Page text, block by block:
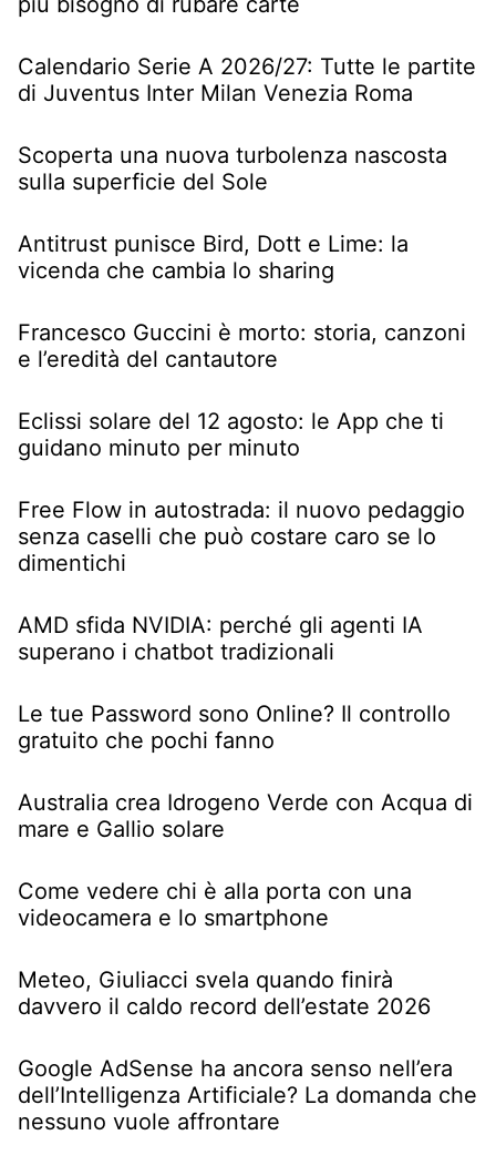
Calendario Serie A 2026/27: Tutte le partite
di Juventus Inter Milan Venezia Roma
Scoperta una nuova turbolenza nascosta
sulla superficie del Sole
Antitrust punisce Bird, Dott e Lime: la
vicenda che cambia lo sharing
Francesco Guccini è morto: storia, canzoni
e l’eredità del cantautore
Eclissi solare del 12 agosto: le App che ti
guidano minuto per minuto
Free Flow in autostrada: il nuovo pedaggio
senza caselli che può costare caro se lo
dimentichi
AMD sfida NVIDIA: perché gli agenti IA
superano i chatbot tradizionali
Le tue Password sono Online? Il controllo
gratuito che pochi fanno
Australia crea Idrogeno Verde con Acqua di
mare e Gallio solare
Come vedere chi è alla porta con una
videocamera e lo smartphone
Meteo, Giuliacci svela quando finirà
davvero il caldo record dell’estate 2026
Google AdSense ha ancora senso nell’era
dell’Intelligenza Artificiale? La domanda che
nessuno vuole affrontare